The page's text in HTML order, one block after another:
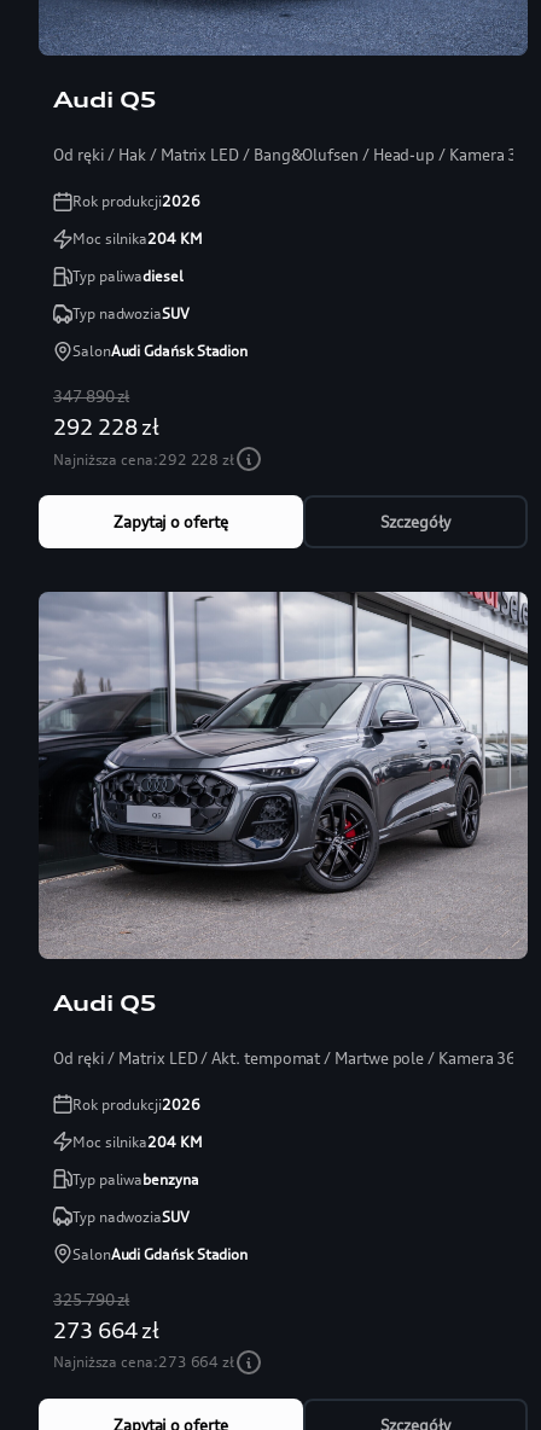
Audi Q5
Od ręki / Hak / Matrix LED / Bang&Olufsen / Head-up / Kamera 360
Rok produkcji2026
Moc silnika204KM
Typ paliwadiesel
Typ nadwoziaSUV
SalonAudi Gdańsk Stadion
347 890 zł
292 228 zł
Najniższa cena:292 228 zł
Zapytaj o ofertę Szczegóły
Audi Q5
Od ręki / Matrix LED / Akt. tempomat / Martwe pole / Kamera 360
Rok produkcji2026
Moc silnika204KM
Typ paliwabenzyna
Typ nadwoziaSUV
SalonAudi Gdańsk Stadion
325 790 zł
273 664 zł
Najniższa cena:273 664 zł
Zapytaj o ofertę Szczegóły